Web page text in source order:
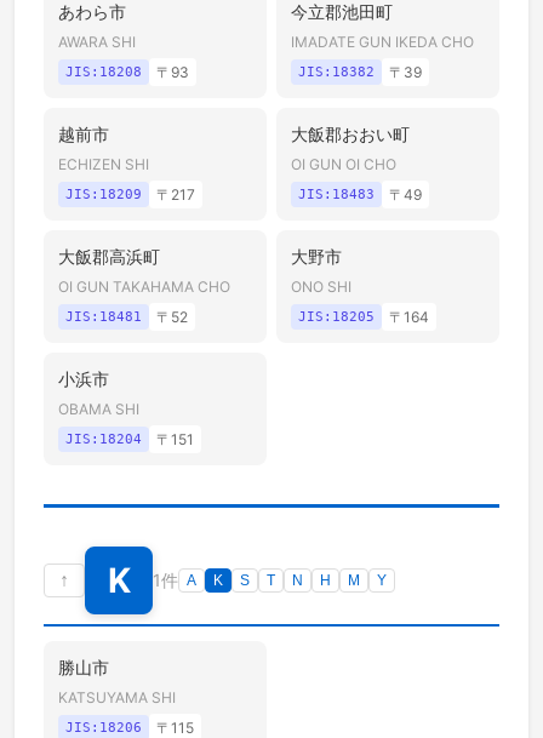
あわら市
AWARA SHI
JIS: 18208 〒 93
今立郡池田町
IMADATE GUN IKEDA CHO
JIS: 18382 〒 39
越前市
ECHIZEN SHI
JIS: 18209 〒 217
大飯郡おおい町
OI GUN OI CHO
JIS: 18483 〒 49
大飯郡高浜町
OI GUN TAKAHAMA CHO
JIS: 18481 〒 52
大野市
ONO SHI
JIS: 18205 〒 164
小浜市
OBAMA SHI
JIS: 18204 〒 151
↑ K 1件 A K S T N H M Y
勝山市
KATSUYAMA SHI
JIS: 18206 〒 115